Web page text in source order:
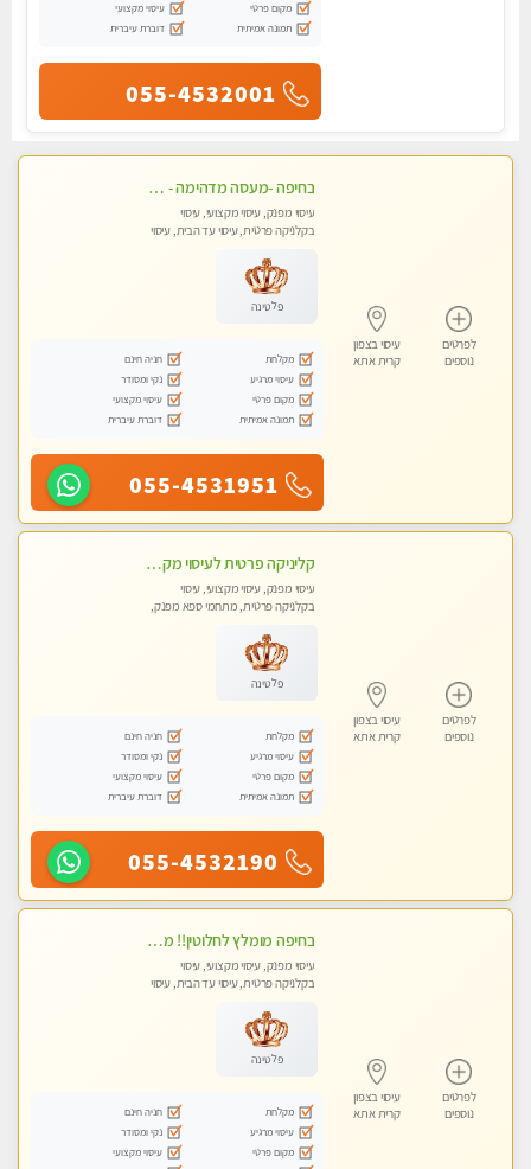
מקום פרטי
עיסוי מקצועי
תמונה אמיתית
דוברת עיברית
055-4532001
לפרטים
נוספים
עיסוי בצפון
קרית אתא
בחיפה -מעסה מדהימה - כל סוגי העיסויים מעסה מקצועית ואיכותית פרטי!!!
עיסוי מפנק, עיסוי מקצועי, עיסוי
בקלניקה פרטית, עיסוי עד הבית, עיסוי
פלטינה
מקלחת
חניה חינם
עיסוי מרגיע
נקי ומסודר
מקום פרטי
עיסוי מקצועי
תמונה אמיתית
דוברת עיברית
055-4531951
לפרטים
נוספים
עיסוי בצפון
קרית אתא
קליניקה פרטית לעיסוי מקצועי ואלטרנטיבי ברמה גבוהה VIP תתקשר ..... highly recommended..new in the city
עיסוי מפנק, עיסוי מקצועי, עיסוי
בקלניקה פרטית, מתחמי ספא מפנק,
טנטרה, עיסוי מגבר לגבר, עיסוי מגבר
לאישה
פלטינה
מקלחת
חניה חינם
עיסוי מרגיע
נקי ומסודר
מקום פרטי
עיסוי מקצועי
תמונה אמיתית
דוברת עיברית
055-4532190
לפרטים
נוספים
עיסוי בצפון
קרית אתא
בחיפה מומלץ לחלוטין!! מעסה יפה איכותית מקצועית ומפנקת מאוד פרטי מומלץ בחום.עיסוי מפנק מאוווד.
עיסוי מפנק, עיסוי מקצועי, עיסוי
בקלניקה פרטית, עיסוי עד הבית, עיסוי
פלטינה
מקלחת
חניה חינם
עיסוי מרגיע
נקי ומסודר
מקום פרטי
עיסוי מקצועי